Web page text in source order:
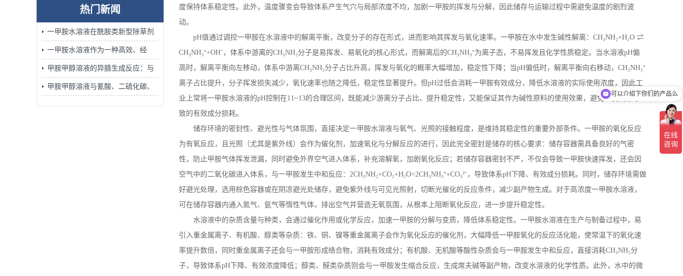
热门新闻
一甲胺水溶液在酰胺类新型除草剂
的合成中发挥着不可替代的作用
一甲胺水溶液作为一种高效、经
济、安全的胺化试剂广泛应用
甲胺甲醇溶液的异腈生成反应：与
氯仿/KOH醇溶液加热的Carbylamine
甲胺甲醇溶液与氰酸、二硫化碳、
度保持体系稳定性。此外，温度骤变会导致体系产生气穴与局部浓度不均，加剧一甲胺的挥发与分解，因此储存与运输过程中需避免温度的剧烈波
动。
pH值通过调控一甲胺在水溶液中的解离平衡，改变分子的存在形式，进而影响其挥发与氧化速率。一甲胺在水中发生碱性解离： CH₃NH₂+H₂O ⇌
CH₃NH₃⁺+OH⁻，体系中游离的CH₃NH₂分子是易挥发、易氧化的核心形式，而解离后的CH₃NH₃⁺为离子态，不易挥发且化学性质稳定。当水溶液pH偏
高时，解离平衡向左移动，体系中游离CH₃NH₂分子占比升高，挥发与氧化的概率大幅增加，稳定性下降；当pH偏低时，解离平衡向右移动， CH₃NH₃⁺
离子占比提升，分子挥发损失减少，氧化速率也随之降低，稳定性显著提升。但pH过低会消耗一甲胺有效成分，降低水溶液的实际使用浓度，因此工
业上常将一甲胺水溶液的pH控制在11~13的合理区间，既能减少游离分子占比、提升稳定性，又能保证其作为碱性原料的使用效果，避免过度调酸导
致的有效成分损耗。
储存环境的密封性、避光性与气体氛围，直接决定一甲胺水溶液与氧气、光照的接触程度，是维持其稳定性的重要外部条件。一甲胺的氧化反应
为有氧反应，且光照（尤其是紫外线）会作为催化剂，加速氧化与分解反应的进行，因此完全密封是储存的核心要求：储存容器需具备良好的气密
性，防止甲胺气体挥发泄漏，同时避免外界空气进入体系，补充溶解氧，加剧氧化反应；若储存容器密封不严，不仅会导致一甲胺快速挥发，还会因
空气中的二氧化碳进入体系，与一甲胺发生中和反应： 2CH₃NH₂+CO₂+H₂O=2CH₃NH₃⁺+CO₃²⁻，导致体系pH 下降、有效成分损耗。同时，储存环境需做
好避光处理，选用棕色容器或在阴凉避光处储存，避免紫外线与可见光照射，切断光催化的反应条件，减少副产物生成。对于高浓度一甲胺水溶液，
可在储存容器内通入氮气、氩气等惰性气体，排出空气并营造无氧氛围，从根本上阻断氧化反应，进一步提升稳定性。
水溶液中的杂质含量与种类，会通过催化作用或化学反应，加速一甲胺的分解与变质，降低体系稳定性。一甲胺水溶液在生产与制备过程中，易
引入重金属离子、有机酸、醇类等杂质：铁、铜、镍等重金属离子会作为氧化反应的催化剂，大幅降低一甲胺氧化的反应活化能，使常温下的氧化速
率提升数倍，同时重金属离子还会与一甲胺形成络合物，消耗有效成分；有机酸、无机酸等酸性杂质会与一甲胺发生中和反应，直接消耗CH₃NH₂分
子，导致体系pH 下降、有效浓度降低；醇类、醛类杂质则会与一甲胺发生缩合反应，生成席夫碱等副产物，改变水溶液的化学性质。此外，水中的微
可以介绍下你们的产品么